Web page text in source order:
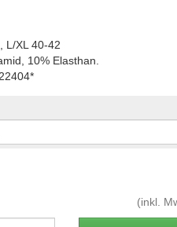
L/XL 40-42
10% Elasthan.
(inkl.